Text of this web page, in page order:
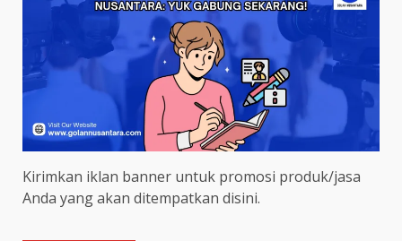
Kirimkan iklan banner untuk promosi produk/jasa
Anda yang akan ditempatkan disini.